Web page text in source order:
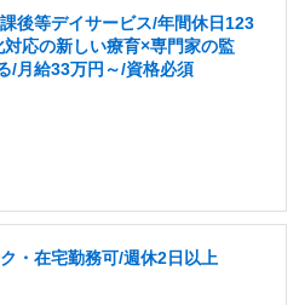
後等デイサービス/年間休日123
応の新しい療育×専門家の監
/月給33万円～/資格必須
・在宅勤務可/週休2日以上